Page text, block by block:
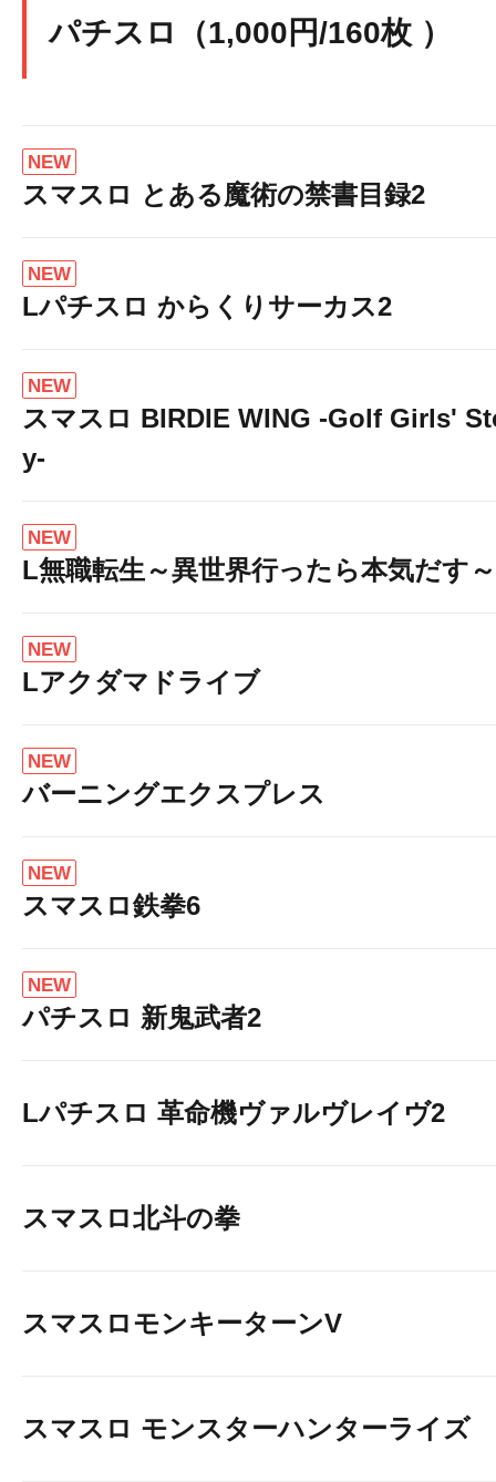
パチスロ（1,000円/160枚 ）
NEW
スマスロ とある魔術の禁書目録2
NEW
Lパチスロ からくりサーカス2
NEW
スマスロ BIRDIE WING -Golf Girls'
y-
NEW
L無職転生～異世界行ったら本気だす～
NEW
Lアクダマドライブ
NEW
バーニングエクスプレス
NEW
スマスロ鉄拳6
NEW
パチスロ 新鬼武者2
Lパチスロ 革命機ヴァルヴレイヴ2
スマスロ北斗の拳
スマスロモンキーターンV
スマスロ モンスターハンターライズ